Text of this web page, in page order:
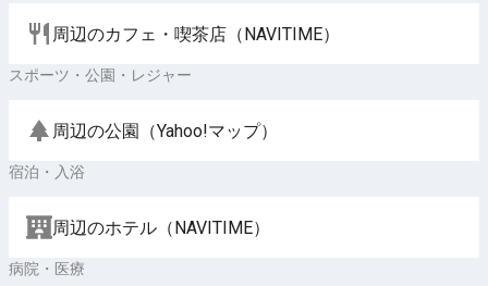
周辺のカフェ・喫茶店（NAVITIME）
スポーツ・公園・レジャー
周辺の公園（Yahoo!マップ）
宿泊・入浴
周辺のホテル（NAVITIME）
病院・医療